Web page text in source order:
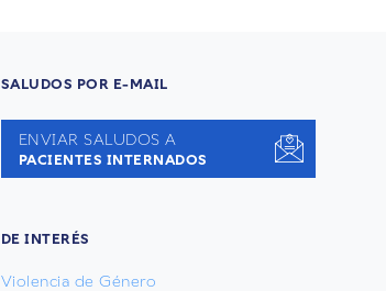
SALUDOS POR E-MAIL
ENVIAR SALUDOS A
PACIENTES INTERNADOS
DE INTERÉS
Violencia de Género